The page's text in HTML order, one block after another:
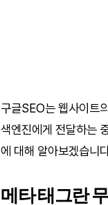
구글SEO는 웹사이트
색엔진에게 전달하는
에 대해 알아보겠습니
메타 태그란